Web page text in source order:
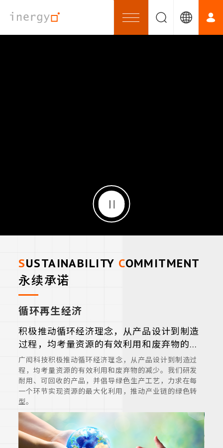
SUSTAINABILITY
COMMITMENT
永续承诺
循环再生经济
积极推动循环经济理念，从产品设计到制造
过程，均考量资源的有效利用和废弃物的减
少。
广闳科技积极推动循环经济理念，从产品设计到制造过
程，均考量资源的有效利用和废弃物的减少。我们研发
耐用、可回收的产品，并倡导绿色生产工艺，力求在每
一个环节实现资源的最大化利用，推动产业链的绿色转
型。